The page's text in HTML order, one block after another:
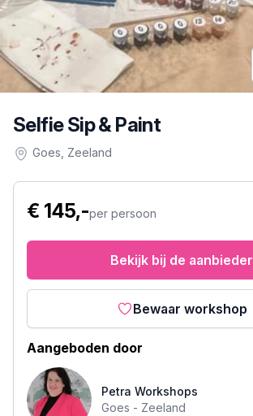
Selfie Sip & Paint
Goes , Zeeland
€ 145,-per persoon
Bekijk bij de aanbieder
Bewaar workshop
Aangeboden door
Petra Workshops
Goes - Zeeland